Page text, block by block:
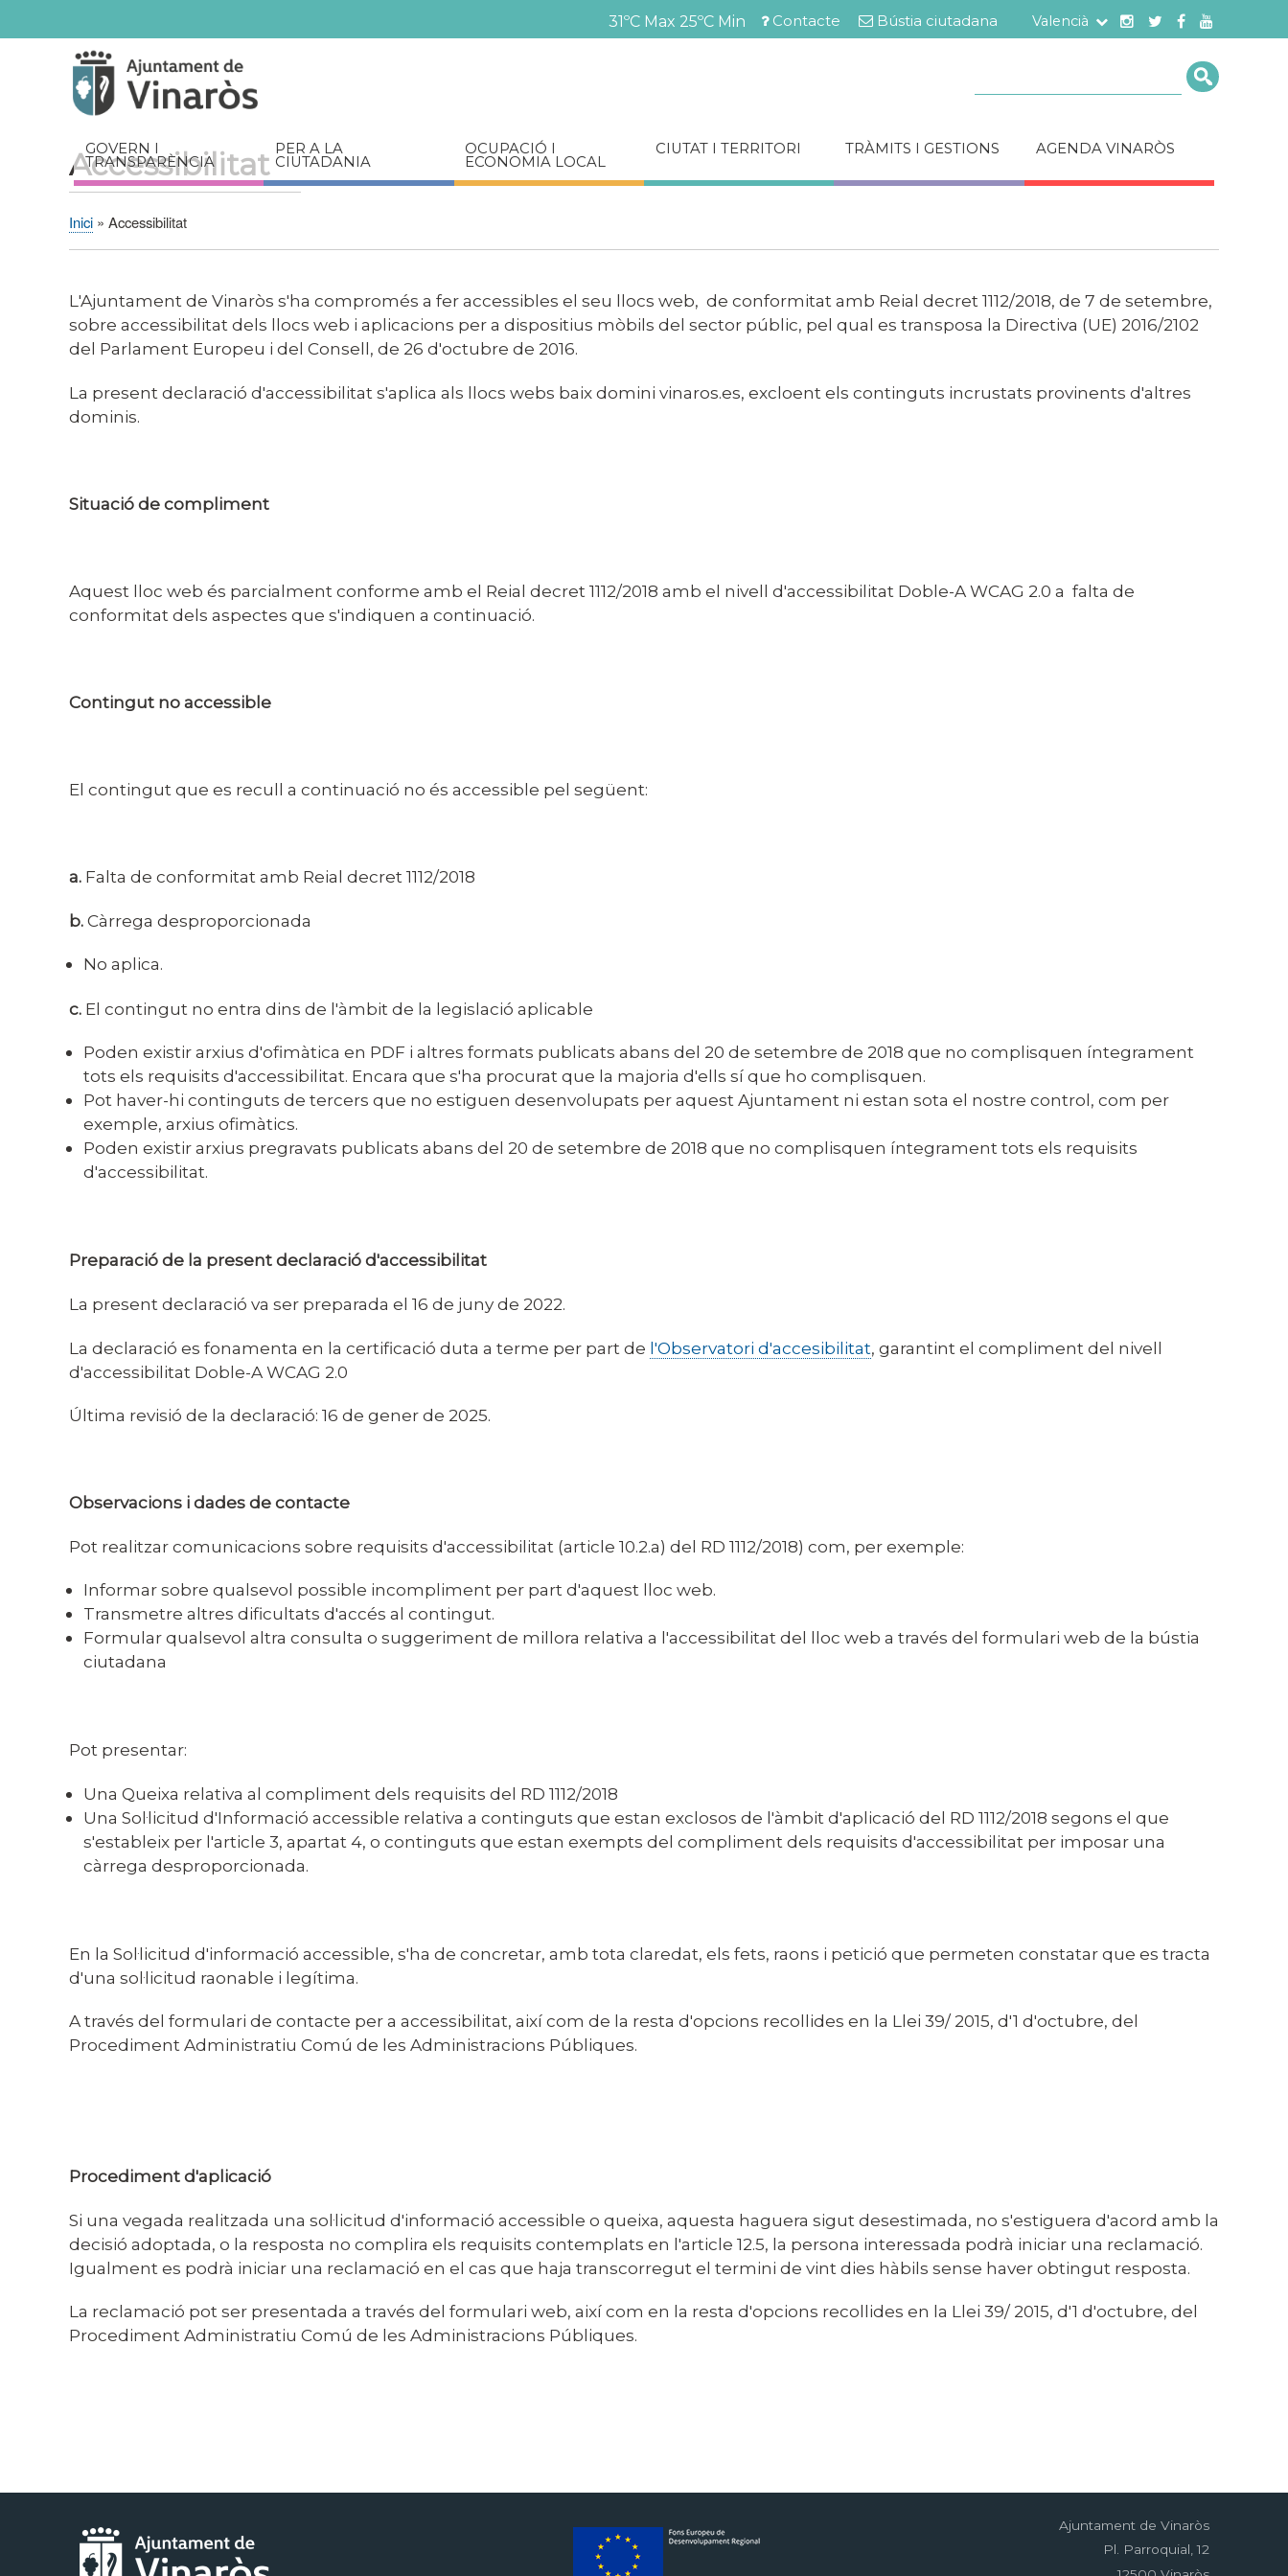
Vés
al
relacionats
Menú
Contacte Bústia ciutadana Valencià
31ºC Max 25ºC Min
GOVERN I
TRANSPARÈNCIA
PER A LA
CIUTADANIA
OCUPACIÓ I
ECONOMIA LOCAL
CIUTAT I TERRITORI TRÀMITS I GESTIONS AGENDA VINARÒS
Accessibilitat
Fil
Inici Accessibilitat
L'Ajuntament de Vinaròs s'ha compromés a fer accessibles el seu llocs web, de conformitat amb Reial decret 1112/2018, de 7 de setembre,
sobre accessibilitat dels llocs web i aplicacions per a dispositius mòbils del sector públic, pel qual es transposa la Directiva (UE) 2016/2102
del Parlament Europeu i del Consell, de 26 d'octubre de 2016.
La present declaració d'accessibilitat s'aplica als llocs webs baix domini vinaros.es, excloent els continguts incrustats provinents d'altres
dominis.
Situació de compliment
Aquest lloc web és parcialment conforme amb el Reial decret 1112/2018 amb el nivell d'accessibilitat Doble-A WCAG 2.0 a falta de
conformitat dels aspectes que s'indiquen a continuació.
Contingut no accessible
El contingut que es recull a continuació no és accessible pel següent:
a. Falta de conformitat amb Reial decret 1112/2018
b.Càrrega desproporcionada
No aplica.
c. El contingut no entra dins de l'àmbit de la legislació aplicable
Poden existir arxius d'ofimàtica en PDF i altres formats publicats abans del 20 de setembre de 2018 que no complisquen íntegrament
tots els requisits d'accessibilitat. Encara que s'ha procurat que la majoria d'ells sí que ho complisquen.
Pot haver-hi continguts de tercers que no estiguen desenvolupats per aquest Ajuntament ni estan sota el nostre control, com per
exemple, arxius ofimàtics.
Poden existir arxius pregravats publicats abans del 20 de setembre de 2018 que no complisquen íntegrament tots els requisits
d'accessibilitat.
Preparació de la present declaració d'accessibilitat
La present declaració va ser preparada el 16 de juny de 2022.
La declaració es fonamenta en la certificació duta a terme per part de l'Observatori d'accesibilitat, garantint el compliment del nivell
d'accessibilitat Doble-A WCAG 2.0
Última revisió de la declaració: 16 de gener de 2025.
Observacions i dades de contacte
Pot realitzar comunicacions sobre requisits d'accessibilitat (article 10.2.a) del RD 1112/2018) com, per exemple:
Informar sobre qualsevol possible incompliment per part d'aquest lloc web.
Transmetre altres dificultats d'accés al contingut.
Formular qualsevol altra consulta o suggeriment de millora relativa a l'accessibilitat del lloc web a través del formulari web de la bústia
ciutadana
Pot presentar:
Una Queixa relativa al compliment dels requisits del RD 1112/2018
Una Sol·licitud d'Informació accessible relativa a continguts que estan exclosos de l'àmbit d'aplicació del RD 1112/2018 segons el que
s'estableix per l'article 3, apartat 4, o continguts que estan exempts del compliment dels requisits d'accessibilitat per imposar una
càrrega desproporcionada.
En la Sol·licitud d'informació accessible, s'ha de concretar, amb tota claredat, els fets, raons i petició que permeten constatar que es tracta
d'una sol·licitud raonable i legítima.
A través del formulari de contacte per a accessibilitat, així com de la resta d'opcions recollides en la Llei 39/ 2015, d'1 d'octubre, del
Procediment Administratiu Comú de les Administracions Públiques.
Procediment d'aplicació
Si una vegada realitzada una sol·licitud d'informació accessible o queixa, aquesta haguera sigut desestimada, no s'estiguera d'acord amb la
decisió adoptada, o la resposta no complira els requisits contemplats en l'article 12.5, la persona interessada podrà iniciar una reclamació.
Igualment es podrà iniciar una reclamació en el cas que haja transcorregut el termini de vint dies hàbils sense haver obtingut resposta.
La reclamació pot ser presentada a través del formulari web, així com en la resta d'opcions recollides en la Llei 39/ 2015, d'1 d'octubre, del
Procediment Administratiu Comú de les Administracions Públiques.
Ajuntament de Vinaròs
Pl. Parroquial, 12